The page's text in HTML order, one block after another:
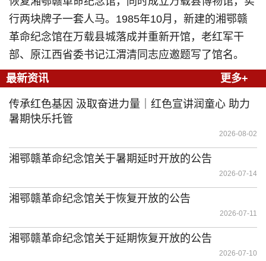
行两块牌子一套人马。1985年10月，新建的湘鄂赣
革命纪念馆在万载县城落成并重新开馆，老红军干
部、原江西省委书记江渭清同志应邀题写了馆名。
最新资讯
更多+
传承红色基因 汲取奋进力量｜红色宣讲润童心 助力
暑期快乐托管
2026-08-02
湘鄂赣革命纪念馆关于暑期延时开放的公告
2026-07-14
湘鄂赣革命纪念馆关于恢复开放的公告
2026-07-11
湘鄂赣革命纪念馆关于延期恢复开放的公告
2026-07-10